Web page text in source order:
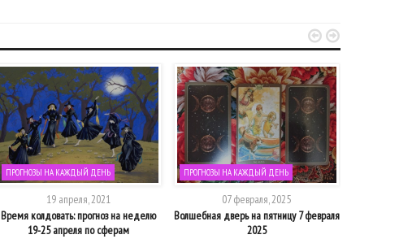
ПРОГНОЗЫ НА КАЖДЫЙ ДЕНЬ
19 апреля, 2021
Время колдовать: прогноз на неделю
19-25 апреля по сферам
ПРОГНОЗЫ НА КАЖДЫЙ ДЕНЬ
07 февраля, 2025
Волшебная дверь на пятницу 7 февраля
2025
 